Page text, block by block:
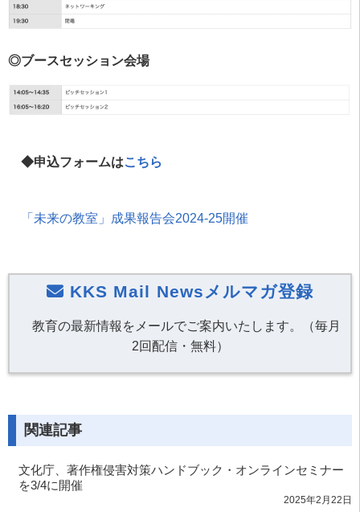
◎ブースセッション会場
◆申込フォームはこちら
「未来の教室」成果報告会2024-25開催
KKS Mail Newsメルマガ登録
教育の最新情報をメールでご案内いたします。（毎月
2回配信・無料）
関連記事
文化庁、著作権侵害対策ハンドブック・オンラインセミナー
を3/4に開催
2025年2月22日